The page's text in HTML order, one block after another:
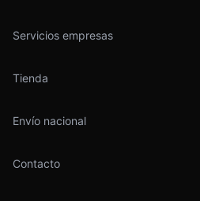
Servicios empresas
Tienda
Envío nacional
Contacto